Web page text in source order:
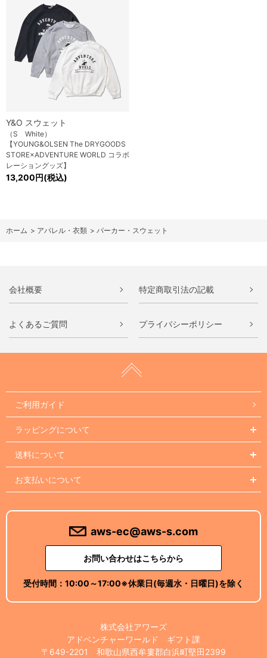
Y&O スウェット
（S White）
【YOUNG&OLSEN The DRYGOODS
STORE×ADVENTURE WORLD コラボ
レーショングッズ】
13,200円(税込)
ホーム > アパレル・衣類 > パーカー・スウェット
会社概要 特定商取引法の記載
よくあるご質問 プライバシーポリシー
ご利用ガイド
ラッピングについて
送料について
お支払いについて
aws-ec@aws-s.com
お問い合わせはこちらから
受付時間： 10:00～17:00※休業日(毎週水・日曜日)を除く
株式会社アワーズ
アドベンチャーワールド ギフト課
〒649-2201 和歌山県西牟婁郡白浜町堅田2399